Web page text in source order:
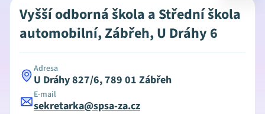
Vyšší odborná škola a Střední škola
automobilní, Zábřeh, U Dráhy 6
Adresa
U Dráhy 827/6, 789 01 Zábřeh
E-mail
sekretarka@spsa-za.cz